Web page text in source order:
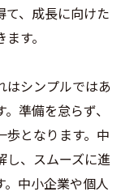
て、成長に向けた
す。
はシンプルではあ
準備を怠らず、
となります。中
し、スムーズに進
中小企業や個人